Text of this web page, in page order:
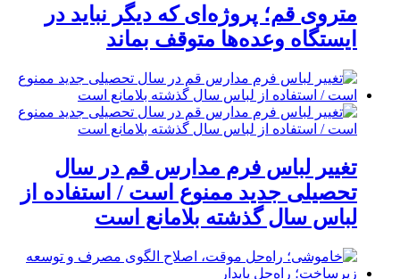
متروی قم؛ پروژه‌ای که دیگر نباید در
ایستگاه وعده‌ها متوقف بماند
تغییر لباس فرم مدارس قم در سال
تحصیلی جدید ممنوع است / استفاده از
لباس سال گذشته بلامانع است